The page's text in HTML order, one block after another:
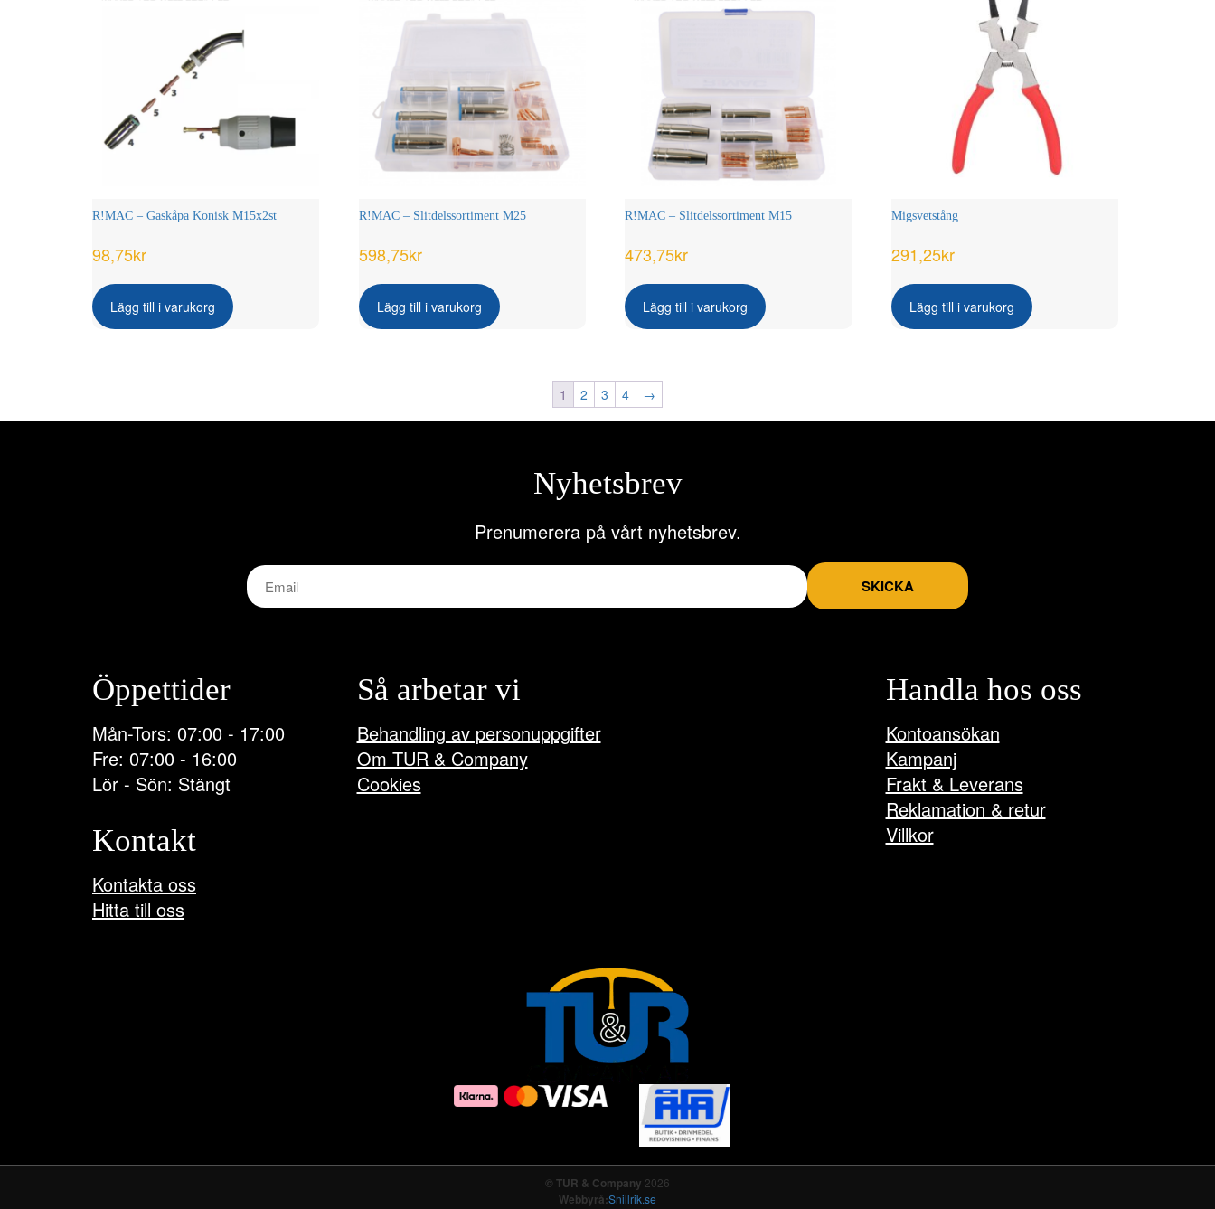
R!MAC – Gaskåpa Konisk M15x2st
98,75kr
Lägg till i varukorg
R!MAC – Slitdelssortiment M25
598,75kr
Lägg till i varukorg
R!MAC – Slitdelssortiment M15
473,75kr
Lägg till i varukorg
Migsvetstång
291,25kr
Lägg till i varukorg
1 2 3 4 →
Nyhetsbrev
Prenumerera på vårt nyhetsbrev.
SKICKA
Öppettider
Mån-Tors: 07:00 - 17:00
Fre: 07:00 - 16:00
Lör - Sön: Stängt
Kontakt
Kontakta oss
Hitta till oss
Så arbetar vi
Behandling av personuppgifter
Om TUR & Company
Cookies
Handla hos oss
Kontoansökan
Kampanj
Frakt & Leverans
Reklamation & retur
Villkor
© TUR & Company 2026
Webbyrå:Snillrik.se